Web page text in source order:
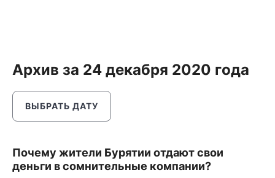
Архив за 24 декабря 2020 года
ВЫБРАТЬ ДАТУ
Почему жители Бурятии отдают свои
деньги в сомнительные компании?